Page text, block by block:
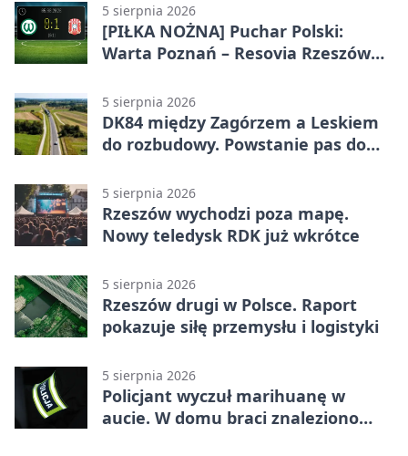
5 sierpnia 2026
[PIŁKA NOŻNA] Puchar Polski:
Warta Poznań – Resovia Rzeszów
pierwszoligowca
5 sierpnia 2026
DK84 między Zagórzem a Leskiem
do rozbudowy. Powstanie pas do
5 sierpnia 2026
Rzeszów wychodzi poza mapę.
Nowy teledysk RDK już wkrótce
5 sierpnia 2026
Rzeszów drugi w Polsce. Raport
pokazuje siłę przemysłu i logistyki
5 sierpnia 2026
Policjant wyczuł marihuanę w
aucie. W domu braci znaleziono